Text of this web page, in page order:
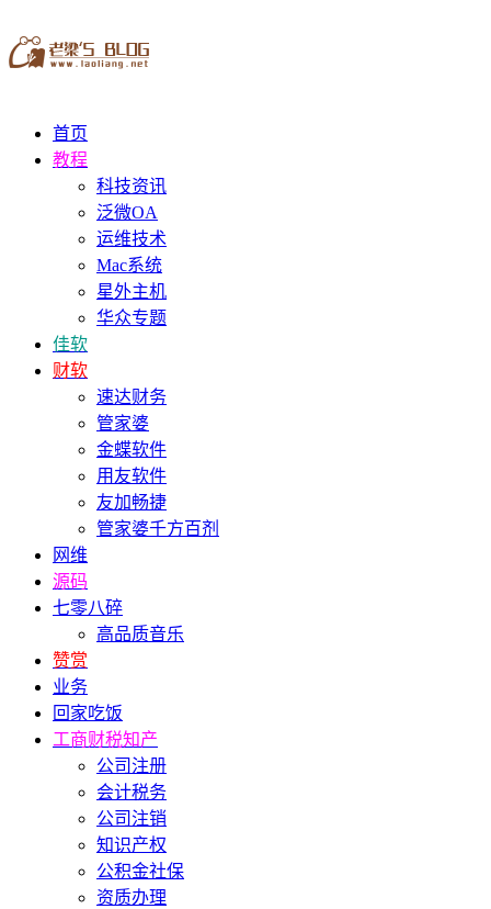
首页
教程
科技资讯
泛微OA
运维技术
Mac系统
星外主机
华众专题
佳软
财软
速达财务
管家婆
金蝶软件
用友软件
友加畅捷
管家婆千方百剂
网维
源码
七零八碎
高品质音乐
赞赏
业务
回家吃饭
工商财税知产
公司注册
会计税务
公司注销
知识产权
公积金社保
资质办理